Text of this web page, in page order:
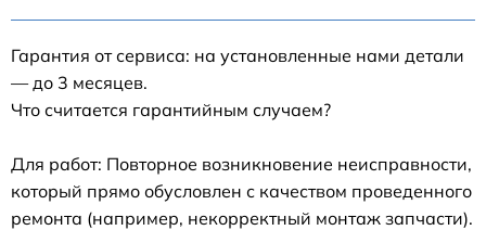
Гарантия от сервиса: на установленные нами детали
— до 3 месяцев.
Что считается гарантийным случаем?
Для работ: Повторное возникновение неисправности,
который прямо обусловлен с качеством проведенного
ремонта (например, некорректный монтаж запчасти).